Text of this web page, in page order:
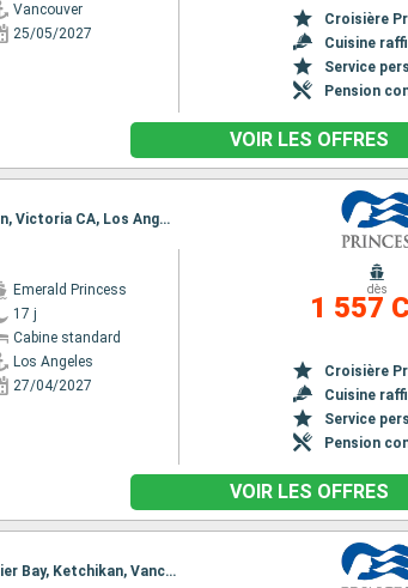
Vancouver
25/05/2027
Croisière
Cuisine
Service
Pension
VOIR LES OFFRES
Itinéraire : Los Angeles, Juneau, Skagway, Glacier Bay, Icy Strait Point, Sitka, Ketchikan, Victoria CA, Los Angeles
Emerald Princess
17 j
Cabine standard
Los Angeles
27/04/2027
dès
1 557
Croisière
Cuisine
Service
Pension
VOIR LES OFFRES
Itinéraire : Los Angeles, San Francisco, Victoria CA, Vancouver, Juneau, Skagway, Glacier Bay, Ketchikan, Vancouver